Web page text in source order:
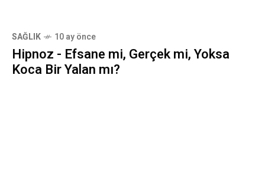
SAĞLIK 10 ay önce
Hipnoz - Efsane mi, Gerçek mi, Yoksa
Koca Bir Yalan mı?